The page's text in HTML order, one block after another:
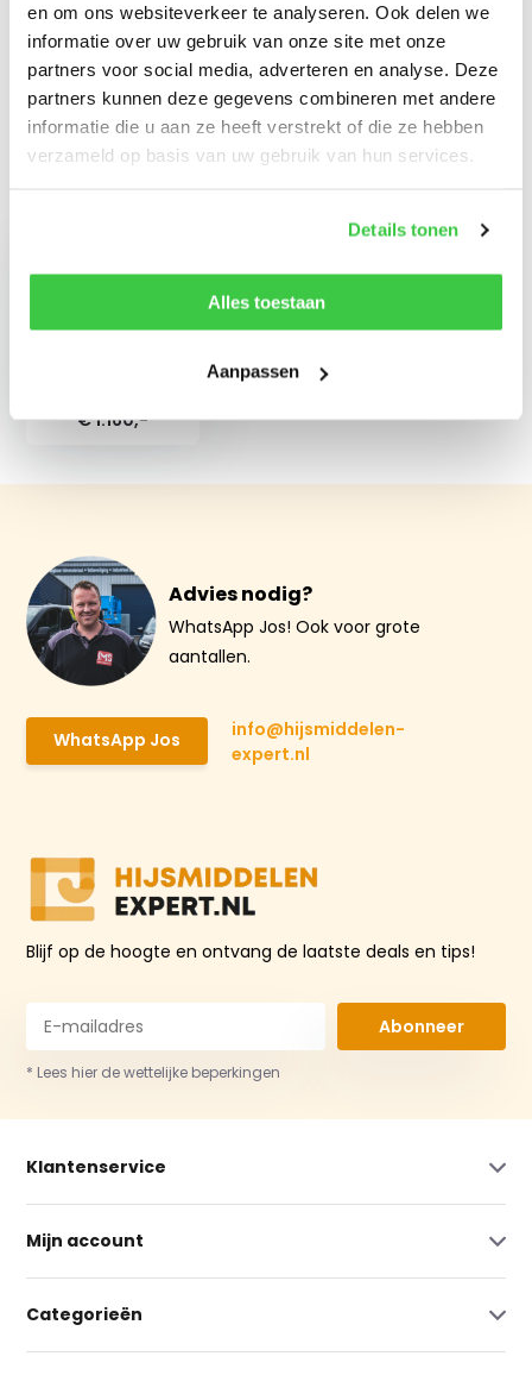
en om ons websiteverkeer te analyseren. Ook delen we
informatie over uw gebruik van onze site met onze
partners voor social media, adverteren en analyse. Deze
partners kunnen deze gegevens combineren met andere
informatie die u aan ze heeft verstrekt of die ze hebben
verzameld op basis van uw gebruik van hun services.
Details tonen
Alles toestaan
Aanpassen
Reviews
Delen
€ 1.160,-
Advies nodig?
WhatsApp Jos! Ook voor grote
aantallen.
WhatsApp Jos
info@hijsmiddelen-
expert.nl
Blijf op de hoogte en ontvang de laatste deals en tips!
Abonneer
* Lees hier de wettelijke beperkingen
Klantenservice
Mijn account
Categorieën